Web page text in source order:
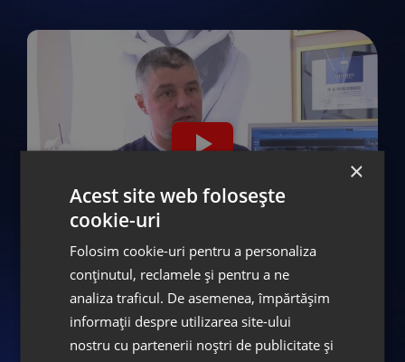
Te-ar mai putea interesa...
×
Acest site web folosește
cookie-uri
Folosim cookie-uri pentru a personaliza
conținutul, reclamele și pentru a ne
analiza traficul. De asemenea, împărtășim
informații despre utilizarea site-ului
nostru cu partenerii noștri de publicitate și